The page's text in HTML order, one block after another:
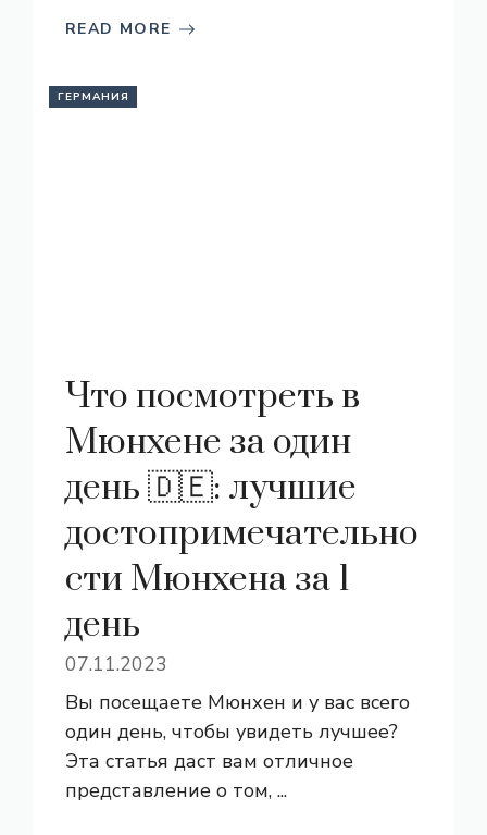
READ MORE
ГЕРМАНИЯ
Что посмотреть в
Мюнхене за один
день 🇩🇪: лучшие
достопримечательно
сти Мюнхена за 1
день
07.11.2023
Вы посещаете Мюнхен и у вас всего
один день, чтобы увидеть лучшее?
Эта статья даст вам отличное
представление о том, ...